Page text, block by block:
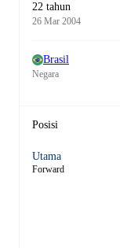
22 tahun
26 Mar 2004
Brasil
Negara
Posisi
Utama
Forward